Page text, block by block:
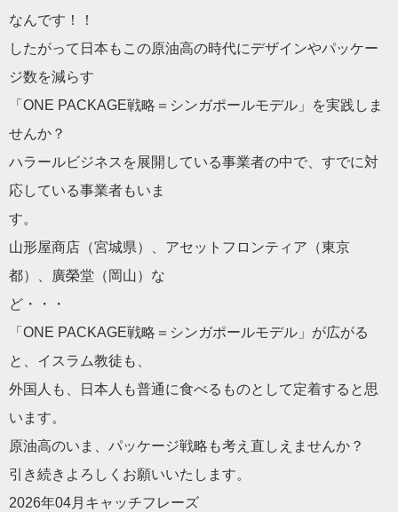
なんです ！！
したがって日本もこの原油高の時代にデザインやパッケー
ジ数を減らす
「ONE PACKAGE戦略＝シンガポールモデル」を実践しま
せんか？
ハラールビジネスを展開している事業者の中で、すでに対
応している事業者もいま
す。
山形屋商店（宮城県）、アセットフロンティア（東京
都）、廣榮堂 （岡山）な
ど・・・
「ONE PACKAGE戦略＝シンガポールモデル」が広がる
と、イスラム教徒も、
外国人も、日本人も普通に食べるものとして定着すると思
います。
原油高のいま、パッケージ戦略も考え直しえませんか？
引き続きよろしくお願いいたします。
2026年04月キャッチフレーズ